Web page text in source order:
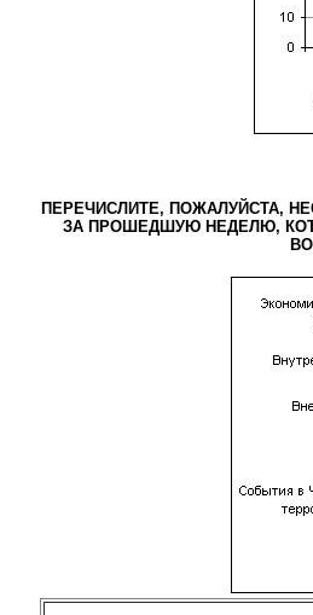
ПЕРЕЧИСЛИТЕ, ПОЖАЛУЙСТА,
ЗА ПРОШЕДШУЮ НЕДЕЛЮ,